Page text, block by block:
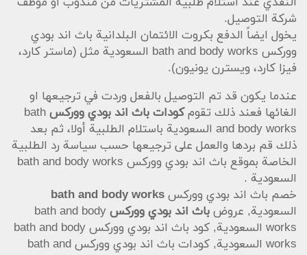
شركة التوصيل.
يخول ايضاً الدفع بكروت الائتمان البلدانية باث اند بودي
ووركس bath and body works السعودية مثل (ماستر كارد،
فيزا كارد، ويسترن يونيون).
عندما يكون قد تم التوصيل بالفعل وردت في ترجيعها او
الغائها فعند ذلك تقومكودات باث اند بودي ووركس bath
and body works السعودية باستلام الطلبية أولا، ثم بعد
ذلك قم بردها والعمل على ترجيعها حسب سياسة رد الطلبية
الخاصة بموقع باث اند بودي ووركس bath and body works
السعودية .
خصم باث اند بودي ووركس bath and body works
السعودية, عروض باث اند بودي ووركس bath and body
works السعودية, كود باث اند بودي ووركس bath and body
works السعودية, كودات باث اند بودي ووركس bath and